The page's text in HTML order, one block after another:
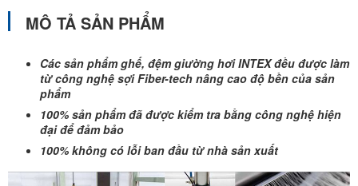
MÔ TẢ SẢN PHẨM
Các sản phẩm ghế, đệm giường hơi INTEX đều được làm
từ công nghệ sợi Fiber-tech nâng cao độ bền của sản
phẩm
100% sản phẩm đã được kiểm tra bằng công nghệ hiện
đại để đảm bảo
100% không có lỗi ban đầu từ nhà sản xuất